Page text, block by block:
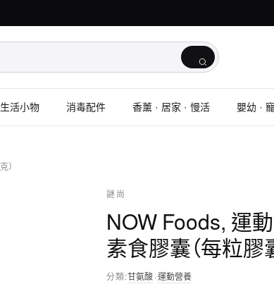
活小物 消毒配件 香薰 · 居家 · 慢活 嬰幼 ·
）
謎尚
NOW Foods, 運動
素食膠囊（每粒膠
分類:甘氨酸·運動營養